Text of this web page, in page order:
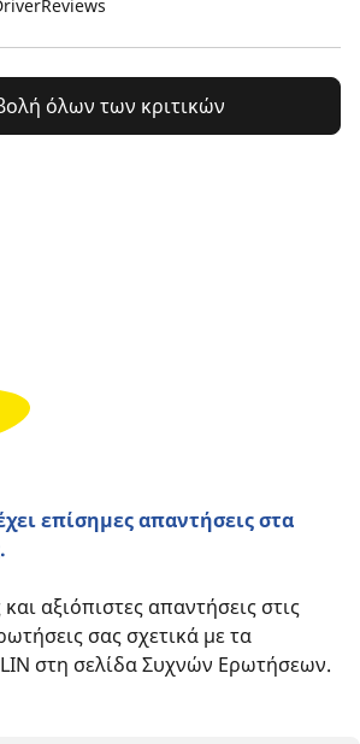
όλων των κριτικών
επίσημες απαντήσεις στα
αξιόπιστες απαντήσεις στις
σας σχετικά με τα
στη σελίδα Συχνών Ερωτήσεων.